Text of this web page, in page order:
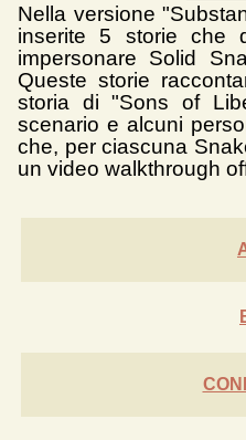
Nella versione
inserite 5 storie che
impersonare Solid
Queste storie
storia di "Sons of
scenario e alcuni
che, per ciascuna
un video walkthrough